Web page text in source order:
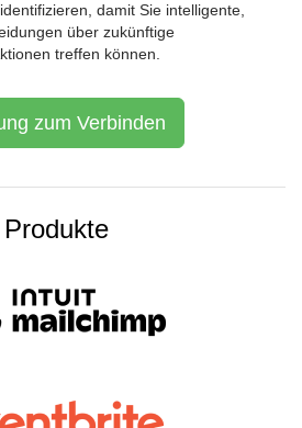
damit Sie intelligente,
über zukünftige
treffen können.
zum Verbinden
Produkte